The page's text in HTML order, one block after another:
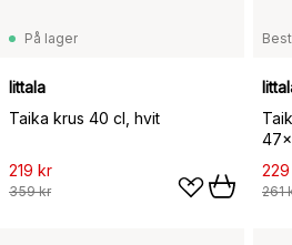
På lager
Iittala
Taika krus 40 cl, hvit
219 kr
359 kr 261